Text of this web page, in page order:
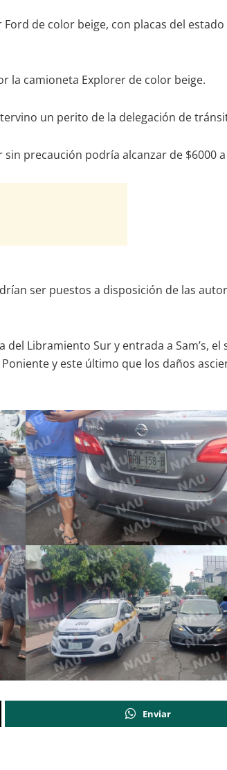
de color beige, con placas del estado
la camioneta Explorer de color beige.
un perito de la delegación de
precaución podría alcanzar de $6000 a
ser puestos a disposición de las
Libramiento Sur y entrada a Sam’s, el
y este último que los daños
Enviar